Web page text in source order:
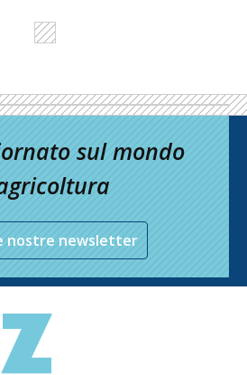
sul mondo
nostre newsletter